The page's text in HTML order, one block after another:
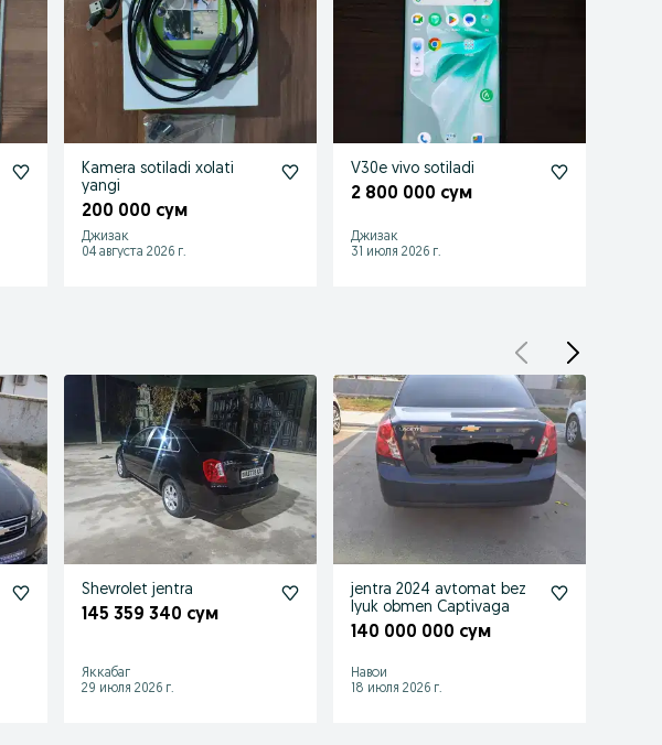
Kamera sotiladi xolati
yangi
200 000 сум
Джизак
04 августа 2026 г.
V30e vivo sotiladi
2 800 000 сум
Джизак
31 июля 2026 г.
Shevrolet jentra
145 359 340 сум
Яккабаг
29 июля 2026 г.
jentra 2024 avtomat bez
lyuk obmen Captivaga
140 000 000 сум
Навои
18 июля 2026 г.